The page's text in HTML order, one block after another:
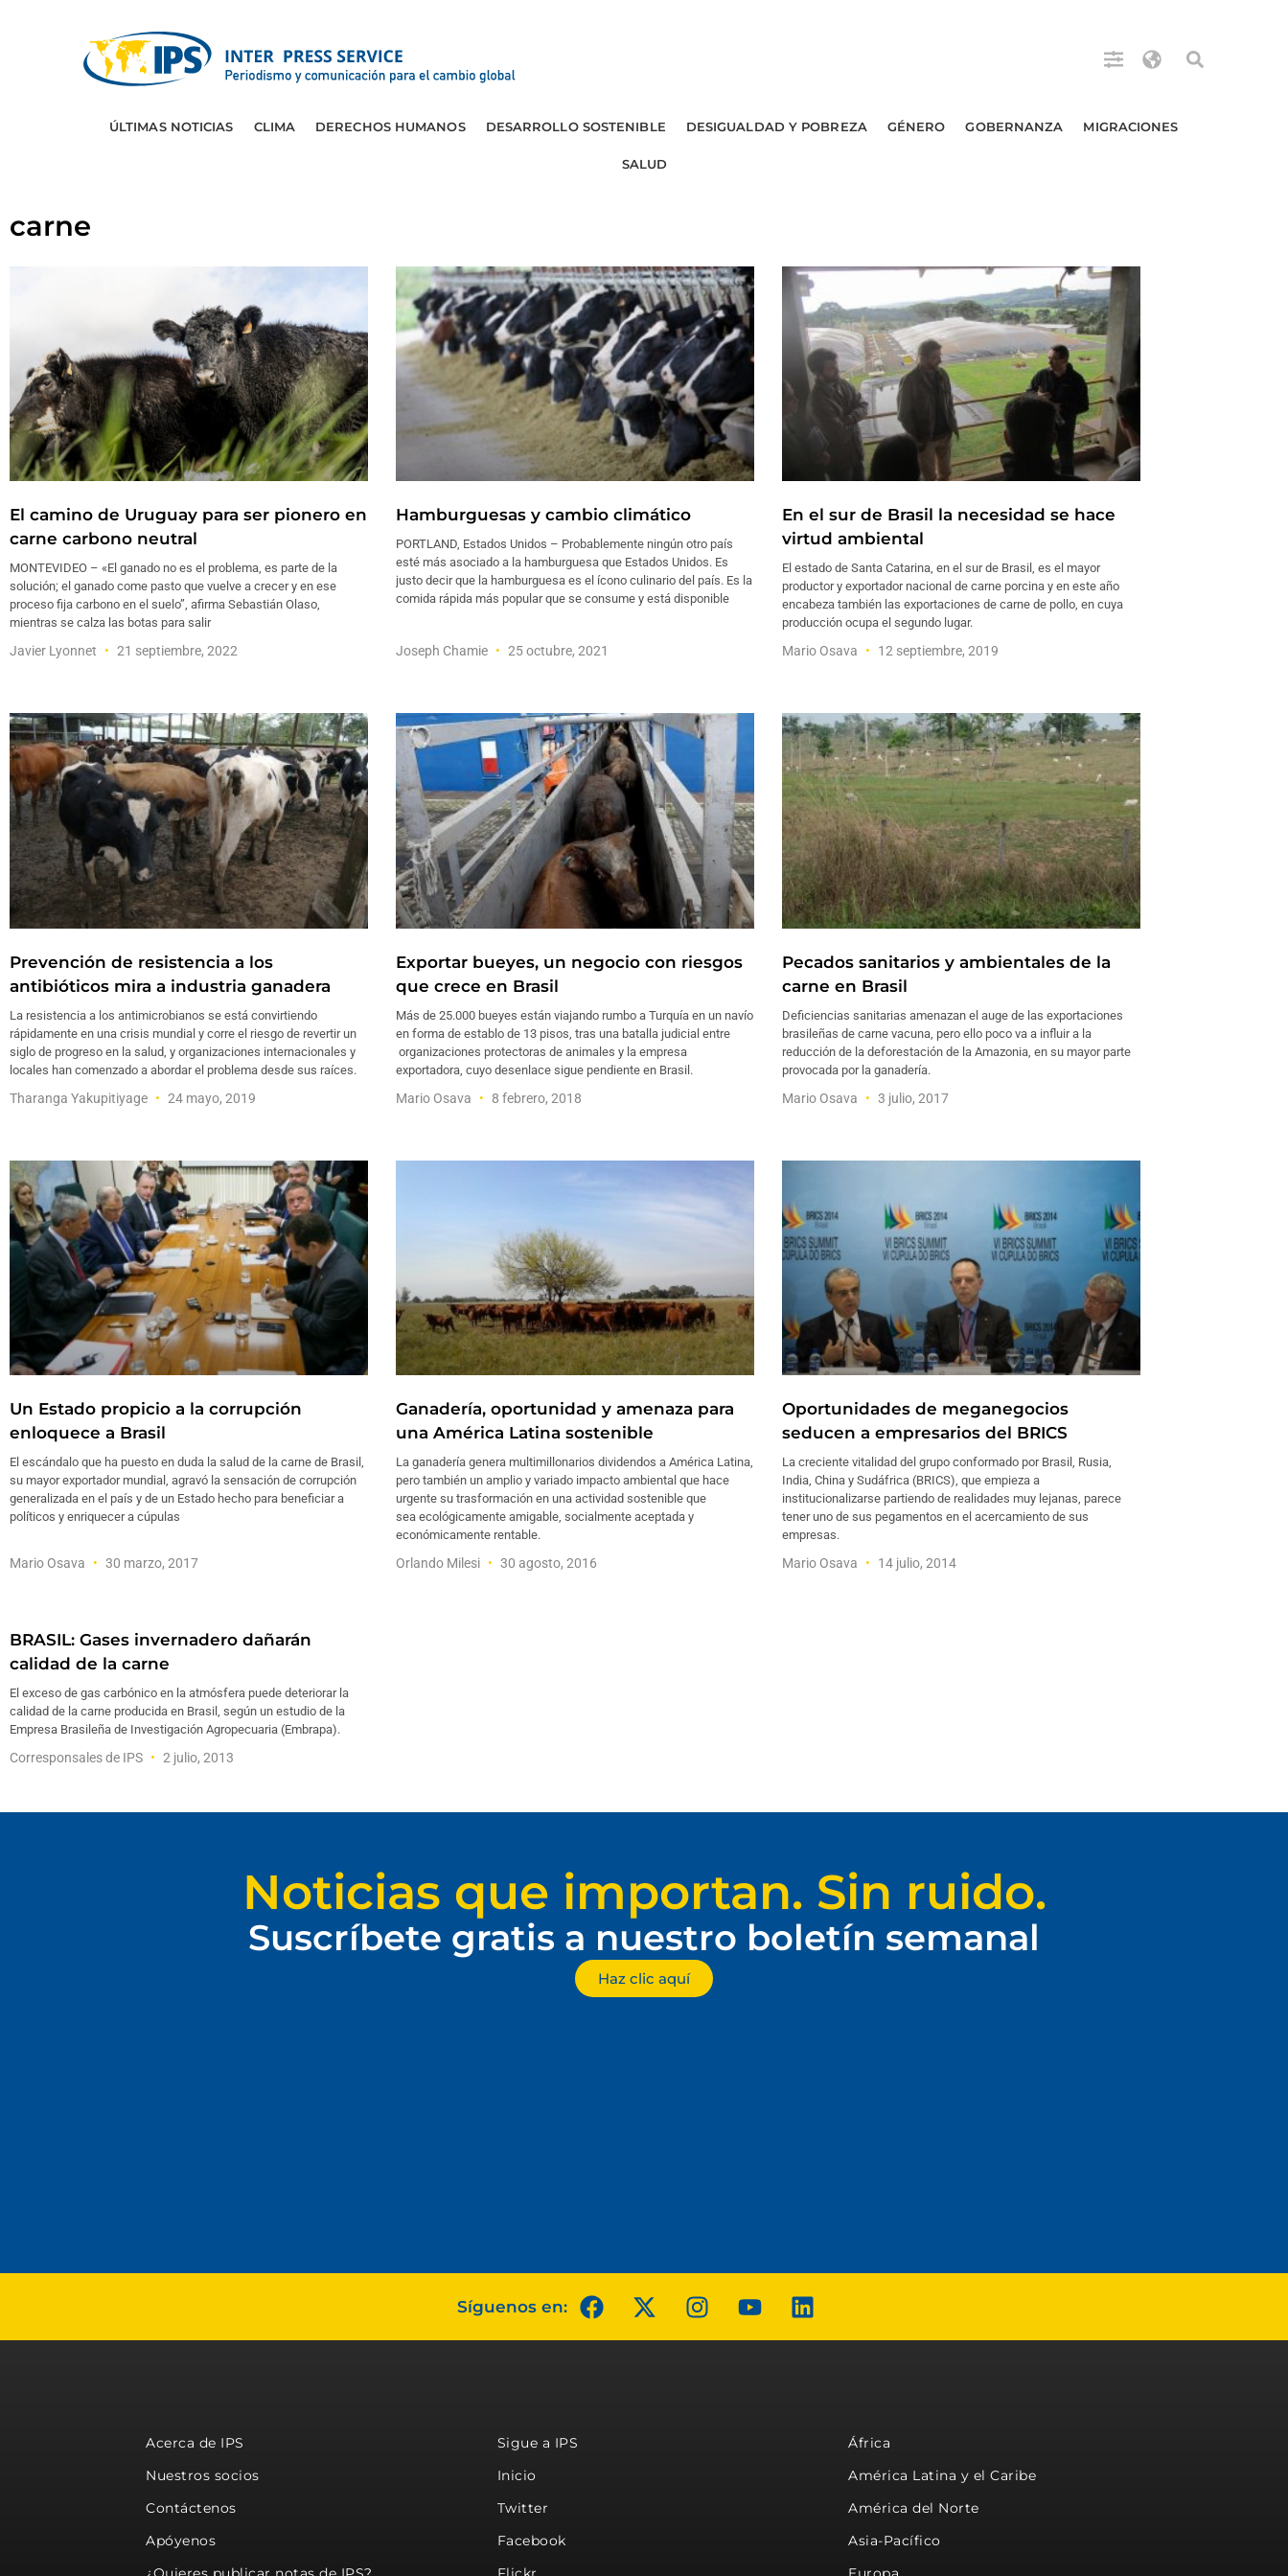
ÚLTIMAS NOTICIAS CLIMA DERECHOS HUMANOS DESARROLLO SOSTENIBLE DESIGUALDAD Y POBREZA GÉNERO GOBERNANZA MIGRACIONES
SALUD
carne
El camino de Uruguay para ser pionero en
carne carbono neutral
MONTEVIDEO – «El ganado no es el problema, es parte de la
solución; el ganado come pasto que vuelve a crecer y en ese
proceso fija carbono en el suelo”, afirma Sebastián Olaso,
mientras se calza las botas para salir
Javier Lyonnet 21 septiembre, 2022
Hamburguesas y cambio climático
PORTLAND, Estados Unidos – Probablemente ningún otro país
esté más asociado a la hamburguesa que Estados Unidos. Es
justo decir que la hamburguesa es el ícono culinario del país. Es la
comida rápida más popular que se consume y está disponible
Joseph Chamie 25 octubre, 2021
En el sur de Brasil la necesidad se hace
virtud ambiental
El estado de Santa Catarina, en el sur de Brasil, es el mayor
productor y exportador nacional de carne porcina y en este año
encabeza también las exportaciones de carne de pollo, en cuya
producción ocupa el segundo lugar.
Mario Osava 12 septiembre, 2019
Prevención de resistencia a los
antibióticos mira a industria ganadera
La resistencia a los antimicrobianos se está convirtiendo
rápidamente en una crisis mundial y corre el riesgo de revertir un
siglo de progreso en la salud, y organizaciones internacionales y
locales han comenzado a abordar el problema desde sus raíces.
Tharanga Yakupitiyage 24 mayo, 2019
Exportar bueyes, un negocio con riesgos
que crece en Brasil
Más de 25.000 bueyes están viajando rumbo a Turquía en un navío
en forma de establo de 13 pisos, tras una batalla judicial entre
organizaciones protectoras de animales y la empresa
exportadora, cuyo desenlace sigue pendiente en Brasil.
Mario Osava 8 febrero, 2018
Pecados sanitarios y ambientales de la
carne en Brasil
Deficiencias sanitarias amenazan el auge de las exportaciones
brasileñas de carne vacuna, pero ello poco va a influir a la
reducción de la deforestación de la Amazonia, en su mayor parte
provocada por la ganadería.
Mario Osava 3 julio, 2017
Un Estado propicio a la corrupción
enloquece a Brasil
El escándalo que ha puesto en duda la salud de la carne de Brasil,
su mayor exportador mundial, agravó la sensación de corrupción
generalizada en el país y de un Estado hecho para beneficiar a
políticos y enriquecer a cúpulas
Mario Osava 30 marzo, 2017
Ganadería, oportunidad y amenaza para
una América Latina sostenible
La ganadería genera multimillonarios dividendos a América Latina,
pero también un amplio y variado impacto ambiental que hace
urgente su trasformación en una actividad sostenible que
sea ecológicamente amigable, socialmente aceptada y
económicamente rentable.
Orlando Milesi 30 agosto, 2016
Oportunidades de meganegocios
seducen a empresarios del BRICS
La creciente vitalidad del grupo conformado por Brasil, Rusia,
India, China y Sudáfrica (BRICS), que empieza a
institucionalizarse partiendo de realidades muy lejanas, parece
tener uno de sus pegamentos en el acercamiento de sus
empresas.
Mario Osava 14 julio, 2014
BRASIL: Gases invernadero dañarán
calidad de la carne
El exceso de gas carbónico en la atmósfera puede deteriorar la
calidad de la carne producida en Brasil, según un estudio de la
Empresa Brasileña de Investigación Agropecuaria (Embrapa).
Corresponsales de IPS 2 julio, 2013
Noticias que importan. Sin ruido.
Suscríbete gratis a nuestro boletín semanal
Haz clic aquí
Síguenos en:
Acerca de IPS
Nuestros socios
Contáctenos
Apóyenos
Sigue a IPS
Inicio
Twitter
Facebook
África
América Latina y el Caribe
América del Norte
Asia-Pacífico